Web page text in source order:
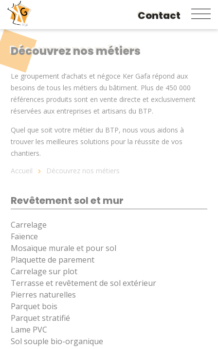
Aller
au
contenu
principal
Contact
Découvrez nos métiers
Le groupement d’achats et négoce Ker Gafa répond aux
besoins de tous les métiers du bâtiment. Plus de 450 000
références produits sont en vente directe et exclusivement
réservées aux entreprises et artisans du BTP.
Quel que soit votre métier du BTP, nous vous aidons à
trouver les meilleures solutions pour la réussite de vos
chantiers.
Fil
Accueil Découvrez nos métiers
Revêtement sol et mur
Carrelage
Faïence
Mosaïque murale et pour sol
Plaquette de parement
Carrelage sur plot
Terrasse et revêtement de sol extérieur
Pierres naturelles
Parquet bois
Parquet stratifié
Lame PVC
Sol souple bio-organique